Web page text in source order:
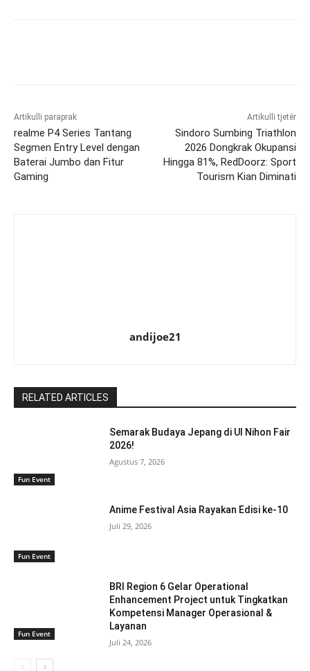
Artikulli paraprak
realme P4 Series Tantang
Segmen Entry Level dengan
Baterai Jumbo dan Fitur
Gaming
Artikulli tjetër
Sindoro Sumbing Triathlon
2026 Dongkrak Okupansi
Hingga 81%, RedDoorz: Sport
Tourism Kian Diminati
andijoe21
RELATED ARTICLES
Fun Event
Semarak Budaya Jepang di UI Nihon Fair
2026!
Agustus 7, 2026
Fun Event
Anime Festival Asia Rayakan Edisi ke-10
Juli 29, 2026
Fun Event
BRI Region 6 Gelar Operational
Enhancement Project untuk Tingkatkan
Kompetensi Manager Operasional &
Layanan
Juli 24, 2026